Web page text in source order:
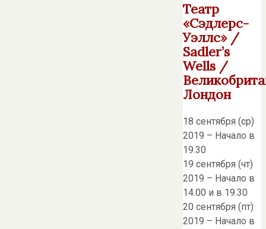
Театр
«Сэдлерс-
Уэллс» /
Sadler’s
Wells /
Лондон
18 сентября (ср)
2019 – Начало в
19.30
19 сентября (чт)
2019 – Начало в
14.00 и в 19.30
20 сентября (пт)
2019 – Начало в